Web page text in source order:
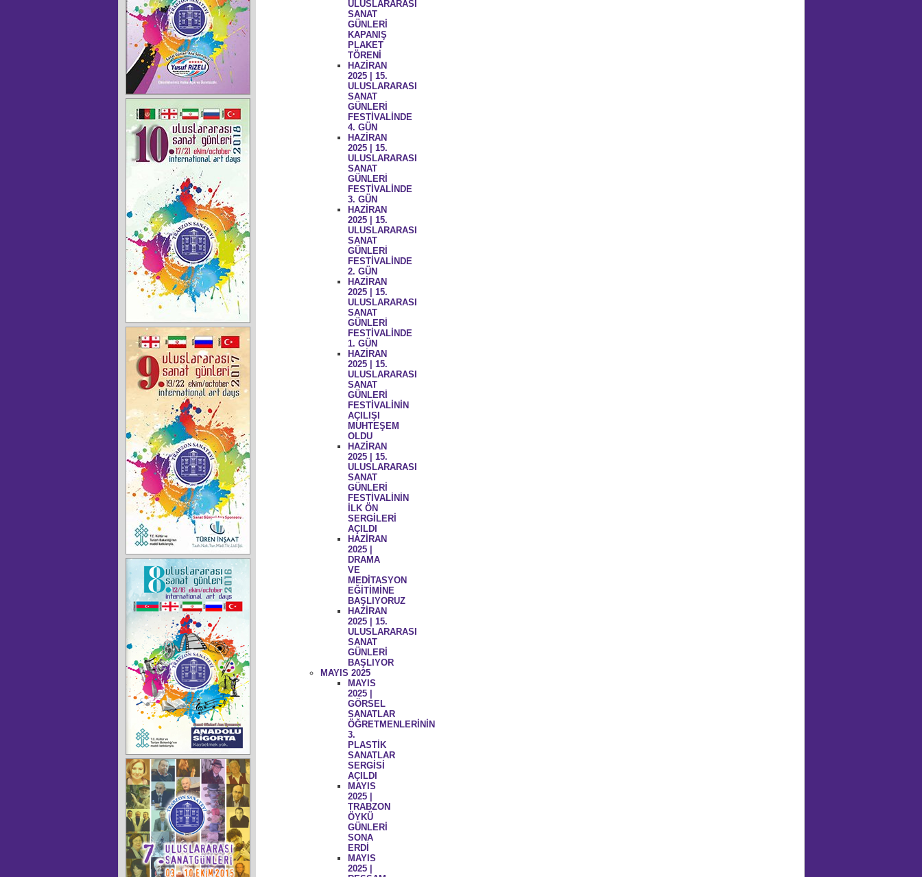
ULUSLARARASI
SANAT
GÜNLERİ
KAPANIŞ
PLAKET
TÖRENİ
HAZİRAN
2025 | 15.
ULUSLARARASI
SANAT
GÜNLERİ
FESTİVALİNDE
4. GÜN
HAZİRAN
2025 | 15.
ULUSLARARASI
SANAT
GÜNLERİ
FESTİVALİNDE
3. GÜN
HAZİRAN
2025 | 15.
ULUSLARARASI
SANAT
GÜNLERİ
FESTİVALİNDE
2. GÜN
HAZİRAN
2025 | 15.
ULUSLARARASI
SANAT
GÜNLERİ
FESTİVALİNDE
1. GÜN
HAZİRAN
2025 | 15.
ULUSLARARASI
SANAT
GÜNLERİ
FESTİVALİNİN
AÇILIŞI
MUHTEŞEM
OLDU
HAZİRAN
2025 | 15.
ULUSLARARASI
SANAT
GÜNLERİ
FESTİVALİNİN
İLK ÖN
SERGİLERİ
AÇILDI
HAZİRAN
2025 |
DRAMA
VE
MEDİTASYON
EĞİTİMİNE
BAŞLIYORUZ
HAZİRAN
2025 | 15.
ULUSLARARASI
SANAT
GÜNLERİ
BAŞLIYOR
MAYIS 2025
MAYIS
2025 |
GÖRSEL
SANATLAR
ÖĞRETMENLERİNİN
3.
PLASTİK
SANATLAR
SERGİSİ
AÇILDI
MAYIS
2025 |
TRABZON
ÖYKÜ
GÜNLERİ
SONA
ERDİ
MAYIS
2025 |